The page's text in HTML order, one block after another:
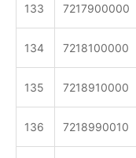
133 7217900000
134 7218100000
135 7218910000
136 7218990010